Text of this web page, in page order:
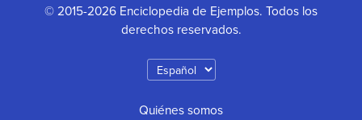
© 2015-2026 Enciclopedia de Ejemplos. Todos los
derechos reservados.
Quiénes somos